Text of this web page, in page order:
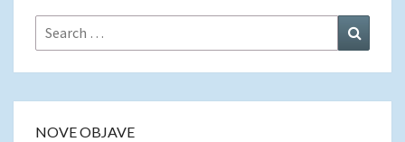
Search
for:
NOVE OBJAVE